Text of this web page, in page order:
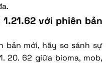
với phiên bản
bản mới, hãy so sánh sự
20. 62 giữa bioma, mob,